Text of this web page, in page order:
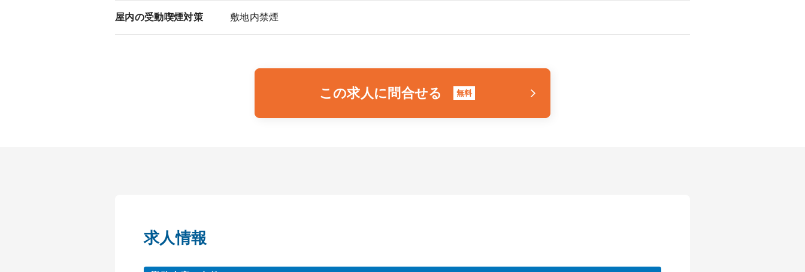
屋内の受動喫煙対策 敷地内禁煙
この求人に問合せる 無料
求人情報